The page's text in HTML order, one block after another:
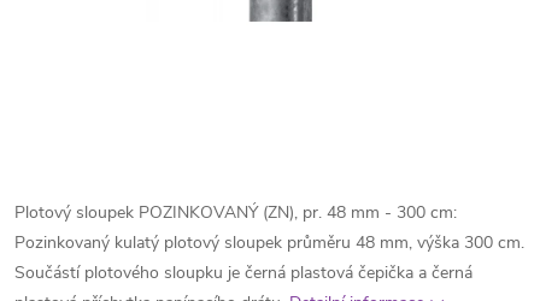
Plotový sloupek POZINKOVANÝ (ZN), pr. 48 mm - 300 cm:
Pozinkovaný kulatý plotový sloupek průměru 48 mm, výška 300 cm.
Součástí plotového sloupku je černá plastová čepička a černá